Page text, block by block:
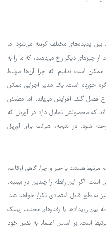
بین پدیده‌های مختلف گرفته می‌شود. ما
از چیزهای دیگر رخ می‌دهند، که ما را به
ممکن است ندانیم که چرا آن‌ها مرتبط
خورده است. یک مدیر اجرایی ممکن
فصل گلف افزایش می‌یابد، اما مطمئن
که محصولش تمایل دارد در آوریل که
شود. در نتیجه، شرکت برای آوریل
مرتبط هستند یا خیر و چرا. گاهی اوقات،
اگر این رابطه را چندین بار ببینیم،
به طور قابل اعتمادی تکرار خواهد شد.
بین رویدادها یا رفتارهای مختلف ریسک
مرتبط است. بر اساس اعتماد به نفس خود